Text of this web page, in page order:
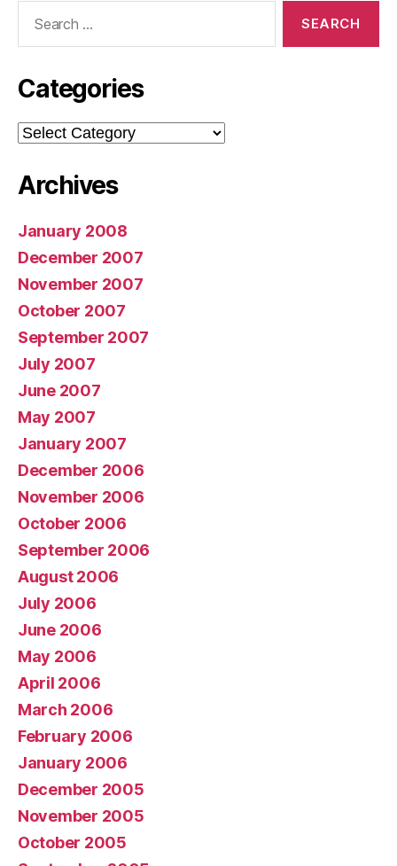
Categories
Categories
Archives
January 2008
December 2007
November 2007
October 2007
September 2007
July 2007
June 2007
May 2007
January 2007
December 2006
November 2006
October 2006
September 2006
August 2006
July 2006
June 2006
May 2006
April 2006
March 2006
February 2006
January 2006
December 2005
November 2005
October 2005